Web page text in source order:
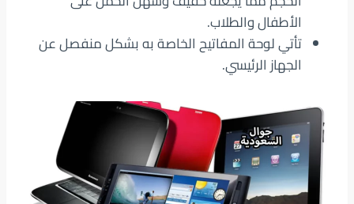
الأطفال والطلاب.
تأتي لوحة المفاتيح الخاصة به بشكل منفصل عن
الجهاز الرئيسي.